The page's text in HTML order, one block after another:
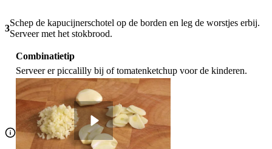
3
Schep de kapucijnerschotel op de borden en leg de worstjes erbij.
Serveer met het stokbrood.
Combinatietip
Serveer er piccalilly bij of tomatenketchup voor de kinderen.